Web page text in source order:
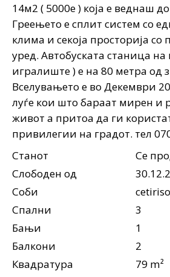
14м2 ( 5000е ) која е веднаш
Греењето е сплит систем со
клима и секоја просторија со
уред. Автобуската станица на
игралиште ) е на 80 метра од
Вселувањето е во Декември
луѓе кои што бараат мирен и
живот а притоа да ги
привилегии на градот. тел
Станот
Се
Слободен од
Соби
Спални
3
Бањи
1
Балкони
2
Квадратура
79 m²